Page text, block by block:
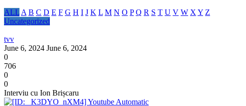
ALL A B C D E F G H I J K L M N O P Q R S T U V W X Y Z
Uncategorized
tvv
June 6, 2024 June 6, 2024
0
706
0
0
Interviu cu Ion Brișcaru